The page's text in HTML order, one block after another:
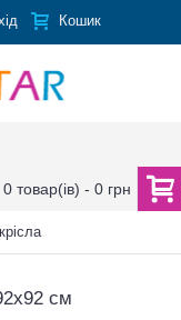
Кошик
0 товар(ів) - 0 грн
см